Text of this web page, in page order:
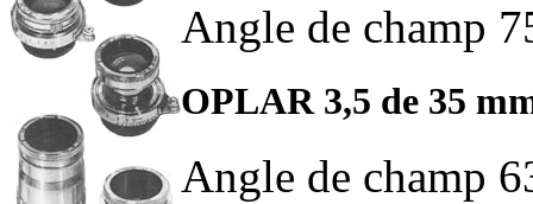
Angle de champ
OPLAR 3,5 de 35
Angle de champ